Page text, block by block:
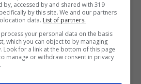
by, accessed by and shared with 319
by this site. We and our partners
data. List of partners.
your personal data on the basis
which you can object to by managing
Look for a link at the bottom of this page
manage or withdraw consent in privacy